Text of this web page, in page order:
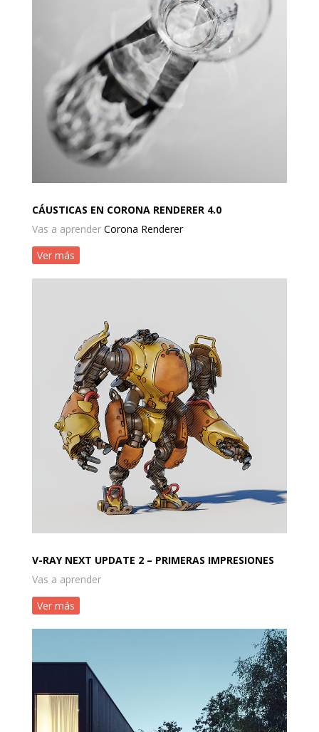
CÁUSTICAS EN CORONA RENDERER 4.0
Vas a aprender Corona Renderer
Ver más
V-RAY NEXT UPDATE 2 – PRIMERAS IMPRESIONES
Vas a aprender
Ver más